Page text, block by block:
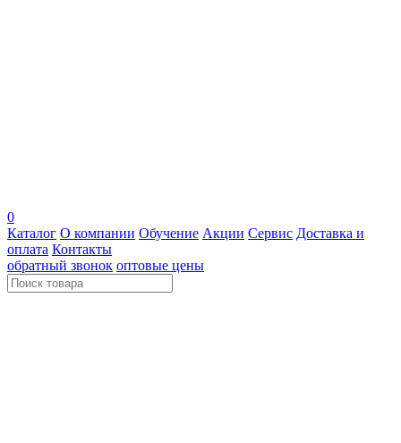
0
Каталог О компании Обучение Акции Сервис Доставка и
оплата Контакты
обратный звонок оптовые цены